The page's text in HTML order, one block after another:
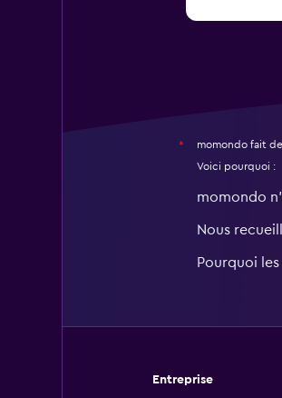
* momondo fait
Voici pourquoi :
momondo
Nous
Pourquoi
Entreprise